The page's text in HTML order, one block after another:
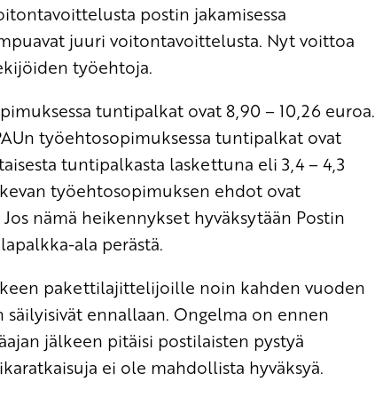
postin jakamisessa
juuri voitontavoittelusta. Nyt voittoa
työehtoja.
tuntipalkat ovat 8,90 – 10,26 euroa.
työehtosopimuksessa tuntipalkat ovat
tuntipalkasta laskettuna eli 3,4 – 4,3
työehtosopimuksen ehdot ovat
nämä heikennykset hyväksytään Postin
ala perästä.
pakettilajittelijoille noin kahden vuoden
ennallaan. Ongelma on ennen
jälkeen pitäisi postilaisten pystyä
ei ole mahdollista hyväksyä.